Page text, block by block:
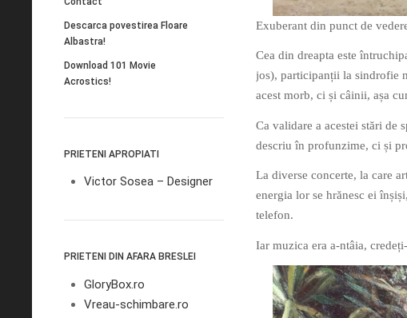
Descarca povestirea Floare
Albastra!
Download 101 Movie
Acrostics!
PRIETENI APROPIATI
Victor Sosea – Designer
PRIETENI DIN AFARA BRESLEI
GloryBox.ro
Vreau-schimbare.ro
Exuberant din punct de
Cea din dreapta este
jos), participanții la sindrofie
acest morb, ci și câinii, așa
Ca validare a acestei stări de
descriu în profunzime, ci și
La diverse concerte, la care
energia lor se hrănesc ei
telefon.
Iar muzica era a-ntâia,